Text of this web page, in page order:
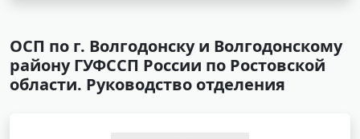
ОСП по г. Волгодонску и Волгодонскому
району ГУФССП России по Ростовской
области. Руководство отделения